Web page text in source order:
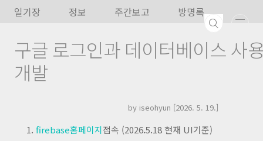
본문 바로가기
일기장 정보 주간보고 방명록
구글 로그인과 데이터베이스 사
개발
by iseohyun [2026. 5. 19.]
firebase홈페이지접속 (2026.5.18 현재 UI기준)